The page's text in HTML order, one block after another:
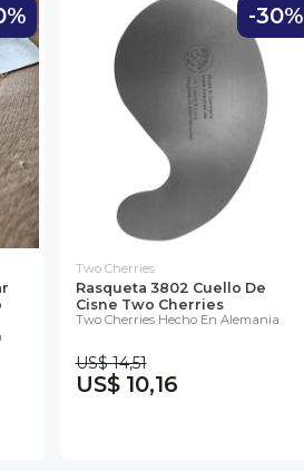
-30%
Two Cherries
Rasqueta 3802 Cuello De
Cisne Two Cherries
Two Cherries Hecho En Alemania
US$ 14,51
US$ 10,16